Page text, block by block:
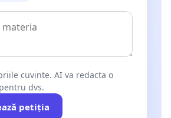
cuvinte. AI va redacta o
dvs.
petiția